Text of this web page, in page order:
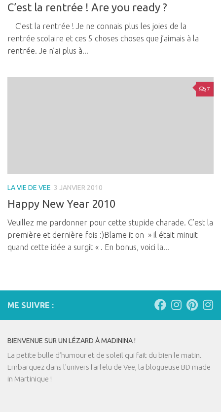
C’est la rentrée ! Are you ready ?
C’est la rentrée ! Je ne connais plus les joies de la
rentrée scolaire et ces 5 choses choses que j’aimais à la
rentrée. Je n’ai plus à...
7
LA VIE DE VEE 3 JANVIER 2010
Happy New Year 2010
Veuillez me pardonner pour cette stupide charade. C’est la
première et dernière fois :)Blame it on » il était minuit
quand cette idée a surgit « . En bonus, voici la...
ME SUIVRE :
BIENVENUE SUR UN LÉZARD À MADININA !
La petite bulle d’humour et de soleil qui fait du bien le matin.
Embarquez dans l'univers farfelu de Vee, la blogueuse BD made
in Martinique !